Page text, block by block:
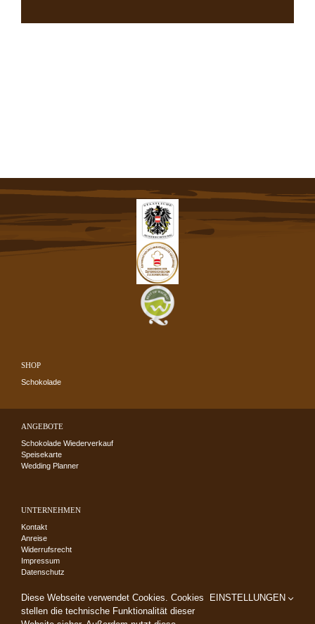
SHOP
Schokolade
ANGEBOTE
Schokolade Wiederverkauf
Speisekarte
Wedding Planner
UNTERNEHMEN
Kontakt
Anreise
Widerrufsrecht
Impressum
Datenschutz
Diese Webseite verwendet Cookies. Cookies
stellen die technische Funktionalität dieser
EINSTELLUNGEN